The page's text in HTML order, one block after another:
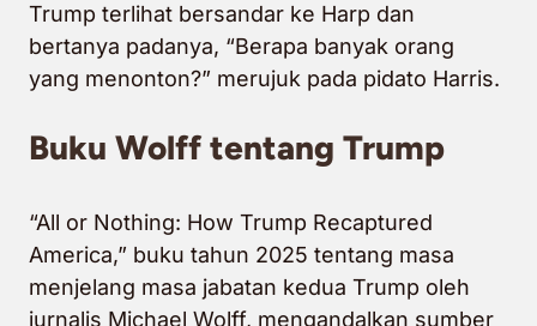
Trump terlihat bersandar ke Harp dan
bertanya padanya, “Berapa banyak orang
yang menonton?” merujuk pada pidato Harris.
Buku Wolff tentang Trump
“All or Nothing: How Trump Recaptured
America,” buku tahun 2025 tentang masa
menjelang masa jabatan kedua Trump oleh
jurnalis Michael Wolff, mengandalkan sumber